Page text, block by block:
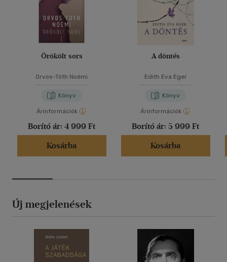
Örökölt sors
Orvos-Tóth Noémi
Könyv
Árinformációk
Borító ár: 4 999 Ft
Kosárba
A döntés
Edith Eva Eger
Könyv
Árinformációk
Borító ár: 5 999 Ft
Kosárba
Új megjelenések